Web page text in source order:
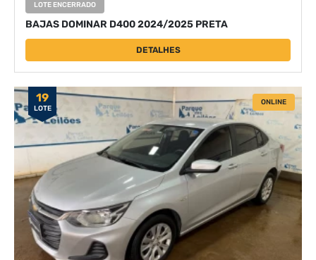
LOTE ENCERRADO
BAJAS DOMINAR D400 2024/2025 PRETA
DETALHES
19
LOTE
ONLINE